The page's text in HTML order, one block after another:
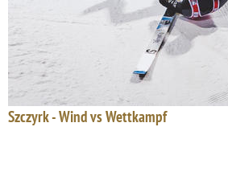
Szczyrk - Wind vs Wettkampf